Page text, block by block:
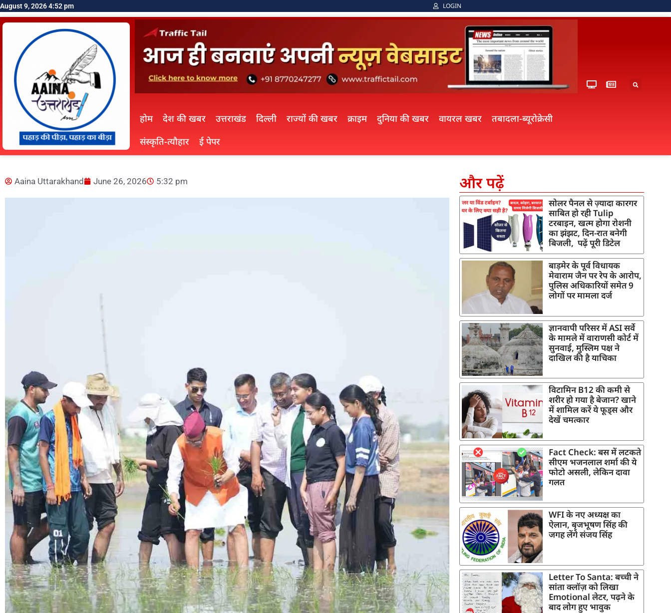
August 9, 2026 4:52 pm LOGIN
होम देश की खबर उत्तराखंड दिल्ली राज्यों की खबर क्राइम दुनिया की खबर वायरल खबर
तबादला-ब्यूरोक्रेसी
संस्कृति-त्यौहार
ई पेपर
Aaina Uttarakhand June 26, 2026 5:32 pm और पढ़ें
सोलर पैनल से ज़्यादा कारगर
साबित हो रही Tulip
टरबाइन, खत्म होगा रोशनी
का झंझट, दिन-रात बनेगी
बिजली, पढ़ें पूरी डिटेल
बाड़मेर के पूर्व विधायक
मेवाराम जैन पर रेप के आरोप,
पुलिस अधिकारियों समेत 9
लोगों पर मामला दर्ज
ज्ञानवापी परिसर में ASI सर्वे
के मामले में वाराणसी कोर्ट में
सुनवाई, मुस्लिम पक्ष ने
दाखिल की है याचिका
विटामिन B12 की कमी से
शरीर हो गया है बेजान? खाने
में शामिल करें ये फूड्स और
देखें चमत्कार
Fact Check: बस में लटकते
सीएम भजनलाल शर्मा की ये
फोटो असली, लेकिन दावा
गलत
WFI के नए अध्यक्ष का
ऐलान, बृजभूषण सिंह की
जगह लेंगे संजय सिंह
Letter To Santa: बच्ची ने
सांता क्लॉज़ को लिखा
Emotional लेटर, पढ़ने के
बाद लोग हुए भावुक